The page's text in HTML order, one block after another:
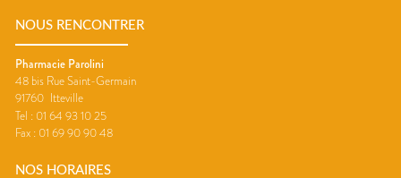
NOUS RENCONTRER
Pharmacie Parolini
48 bis Rue Saint-Germain
91760 Itteville
Tel : 01 64 93 10 25
Fax : 01 69 90 90 48
NOS HORAIRES